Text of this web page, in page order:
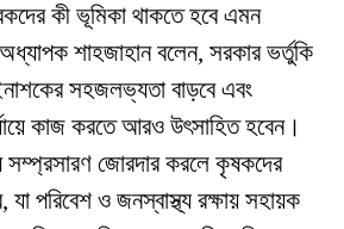
কী ভূমিকা থাকতে হবে এমন
শাহজাহান বলেন, সরকার ভর্তুকি
সহজলভ্যতা বাড়বে এবং
কাজ করতে আরও উৎসাহিত হবেন।
সম্প্রসারণ জোরদার করলে কৃষকদের
যা পরিবেশ ও জনস্বাস্থ্য রক্ষায় সহায়ক